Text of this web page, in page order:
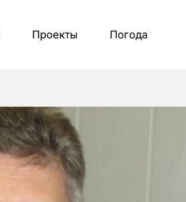
Проекты Погода